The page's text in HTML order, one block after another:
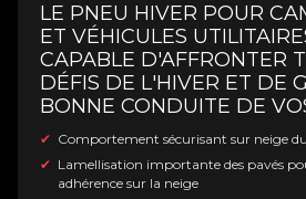
LE PNEU HIVER POUR
ET VÉHICULES
CAPABLE D'AFFRONTER
DÉFIS DE L'HIVER ET DE
BONNE CONDUITE DE
Comportement sécurisant sur neige
Lamellisation importante des pavés
adhérence sur la neige